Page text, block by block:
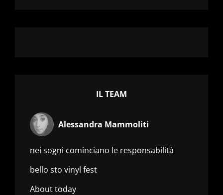
IL TEAM
Alessandra Mammoliti
nei sogni cominciano le responsabilità
bello sto vinyl fest
About today